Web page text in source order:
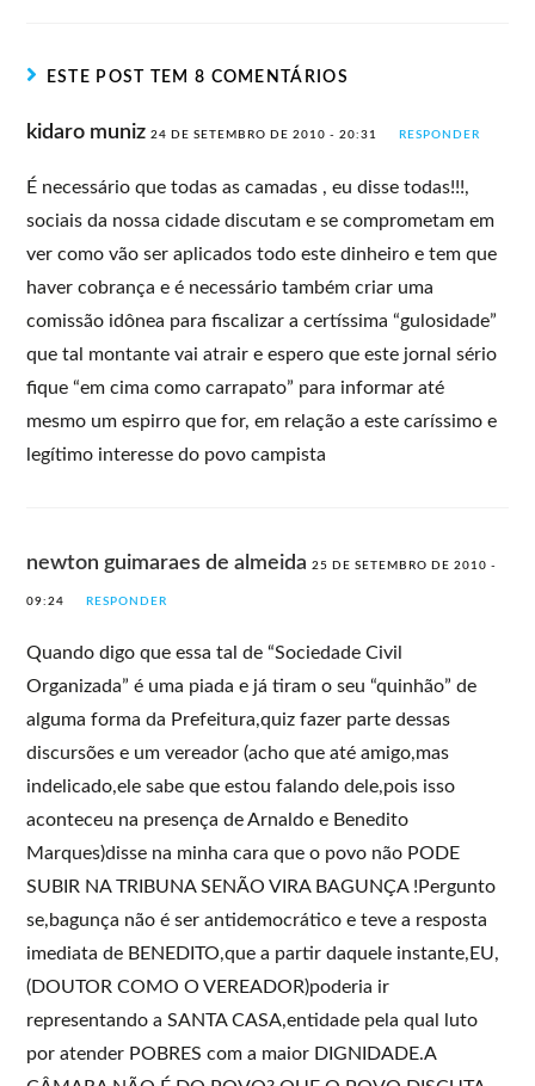
ESTE POST TEM 8 COMENTÁRIOS
kidaro muniz24 DE SETEMBRO DE 2010 - 20:31 RESPONDER
É necessário que todas as camadas , eu disse todas!!!,
sociais da nossa cidade discutam e se comprometam em
ver como vão ser aplicados todo este dinheiro e tem que
haver cobrança e é necessário também criar uma
comissão idônea para fiscalizar a certíssima “gulosidade”
que tal montante vai atrair e espero que este jornal sério
fique “em cima como carrapato” para informar até
mesmo um espirro que for, em relação a este caríssimo e
legítimo interesse do povo campista
newton guimaraes de almeida 25 DE SETEMBRO DE 2010 -
09:24 RESPONDER
Quando digo que essa tal de “Sociedade Civil
Organizada” é uma piada e já tiram o seu “quinhão” de
alguma forma da Prefeitura,quiz fazer parte dessas
discursões e um vereador (acho que até amigo,mas
indelicado,ele sabe que estou falando dele,pois isso
aconteceu na presença de Arnaldo e Benedito
Marques)disse na minha cara que o povo não PODE
SUBIR NA TRIBUNA SENÃO VIRA BAGUNÇA !Pergunto
se,bagunça não é ser antidemocrático e teve a resposta
imediata de BENEDITO,que a partir daquele instante,EU,
(DOUTOR COMO O VEREADOR)poderia ir
representando a SANTA CASA,entidade pela qual luto
por atender POBRES com a maior DIGNIDADE.A